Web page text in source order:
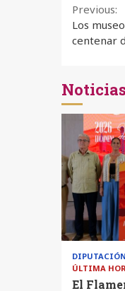
Previous:
Los
centenar
ÚLTIMA
El